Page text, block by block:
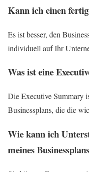
Kann ich einen
Es ist besser, den
individuell auf Ihr
Was ist eine
Die Executive Summary
Businessplans, die die
Wie kann ich
meines